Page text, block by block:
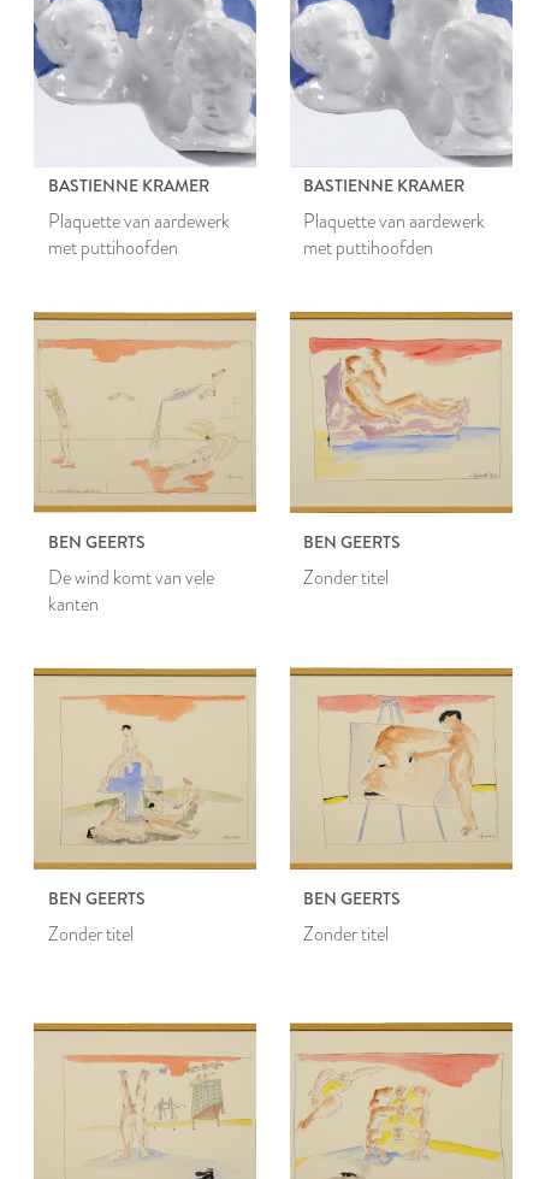
BASTIENNE KRAMER
Plaquette van aardewerk
met puttihoofden
BASTIENNE KRAMER
Plaquette van aardewerk
met puttihoofden
BEN GEERTS
De wind komt van vele
kanten
BEN GEERTS
Zonder titel
BEN GEERTS
Zonder titel
BEN GEERTS
Zonder titel